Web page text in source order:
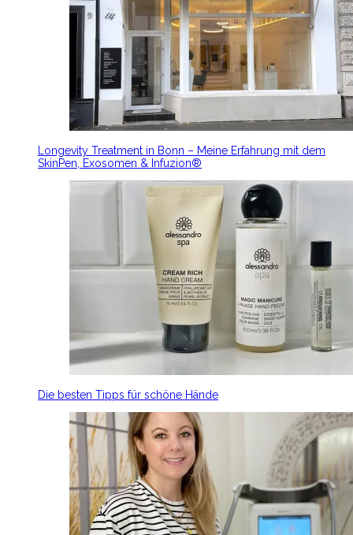
Longevity Treatment in Bonn – Meine Erfahrung mit dem
SkinPen, Exosomen & Infuzion®
Die besten Tipps für schöne Hände